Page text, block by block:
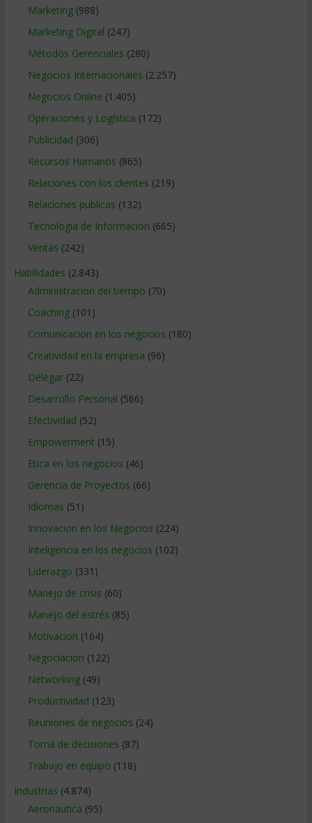
Marketing(988)
Marketing Digital (247)
Métodos Gerenciales (280)
Negocios Internacionales (2.257)
Negocios Online (1.405)
Operaciones y Logística (172)
Publicidad (306)
Recursos Humanos (865)
Relaciones con los clientes (219)
Relaciones publicas (132)
Tecnologia de Informacion (665)
Ventas (242)
Habilidades (2.843)
Administracion del tiempo (70)
Coaching(101)
Comunicacion en los negocios (180)
Creatividad en la empresa (96)
Delegar(22)
Desarrollo Personal (566)
Efectividad (52)
Empowerment (15)
Etica en los negocios (46)
Gerencia de Proyectos (66)
Idiomas (51)
Innovacion en los Negocios (224)
Inteligencia en los negocios (102)
Liderazgo (331)
Manejo de crisis (60)
Manejo del estrés (85)
Motivacion (164)
Negociacion (122)
Networking(49)
Productividad (123)
Reuniones de negocios (24)
Toma de decisiones (87)
Trabajo en equipo (118)
Industrias (4.874)
Aeronautica (95)